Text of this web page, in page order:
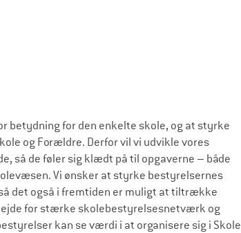
betydning for den enkelte skole, og at styrke
og Forældre. Derfor vil vi udvikle vores
så de føler sig klædt på til opgaverne – både
Vi ønsker at styrke bestyrelsernes
det også i fremtiden er muligt at tiltrække
for stærke skolebestyrelsesnetværk og
kan se værdi i at organisere sig i Skole